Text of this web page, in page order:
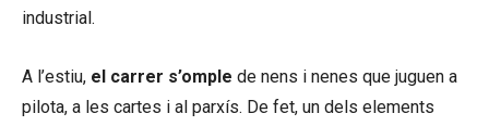
industrial.
A l’estiu, el carrer s’omple de nens i nenes que juguen a
pilota, a les cartes i al parxís. De fet, un dels elements